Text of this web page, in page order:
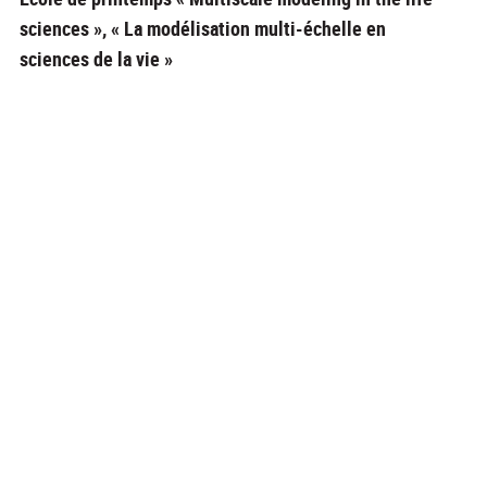
sciences », « La modélisation multi-échelle en
sciences de la vie »